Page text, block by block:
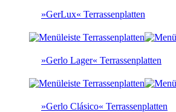
»GerLux« Terrassenplatten
»Gerlo Lager« Terrassenplatten
»Gerlo Clásico« Terrassenplatten